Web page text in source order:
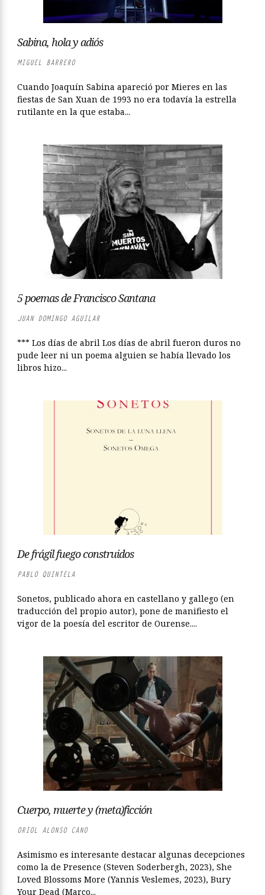
Sabina, hola y adiós
MIGUEL BARRERO
Cuando Joaquín Sabina apareció por Mieres en las
fiestas de San Xuan de 1993 no era todavía la estrella
rutilante en la que estaba...
5 poemas de Francisco Santana
JUAN DOMINGO AGUILAR
*** Los días de abril Los días de abril fueron duros no
pude leer ni un poema alguien se había llevado los
libros hizo...
De frágil fuego construidos
PABLO QUINTELA
Sonetos, publicado ahora en castellano y gallego (en
traducción del propio autor), pone de manifiesto el
vigor de la poesía del escritor de Ourense....
Cuerpo, muerte y (meta)ficción
ORIOL ALONSO CANO
Asimismo es interesante destacar algunas decepciones
como la de Presence (Steven Soderbergh, 2023), She
Loved Blossoms More (Yannis Veslemes, 2023), Bury
Your Dead (Marco...